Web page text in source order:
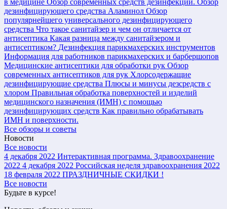
в медицине Обзор современных средств дезинфекции. Обзор
дезинфицирующего средства Аламинол Обзор
популярнейшего универсального дезинфицирующего
средства Что такое санитайзер и чем он отличается от
антисептика Какая разница между санитайзером и
антисептиком? Дезинфекция парикмахерских инструментов
Информация для работников парикмахерских и барбершопов
Медицинские антисептики для обработки рук Обзор
современных антисептиков для рук Хлорсодержащие
дезинфицирующие средства Плюсы и минусы дезсредств с
хлором Правильная обработка поверхностей и изделий
медицинского назначения (ИМН) с помощью
дезинфицирующих средств Как правильно обрабатывать
ИМН и поверхности.
Все обзоры и советы
Новости
Все новости
4 декабря 2022 Интерактивная программа. Здравоохранение
2022 4 декабря 2022 Российская неделя здравоохранения 2022
18 февраля 2022 ПРАЗДНИЧНЫЕ СКИДКИ !
Все новости
Будьте в курсе!